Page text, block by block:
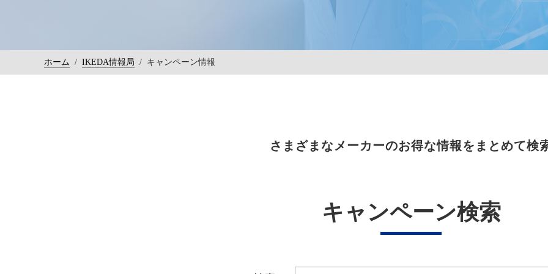
ホーム / IKEDA情報局 / キャンペーン情報
さまざまなメーカーのお得な情報をまとめて検
キャンペーン検索